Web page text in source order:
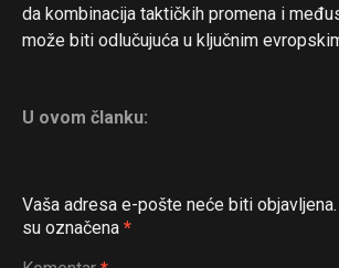
da kombinacija taktičkih promena i
može biti odlučujuća u ključnim
U ovom članku:
Vaša adresa e-pošte neće biti objavljena.
su označena *